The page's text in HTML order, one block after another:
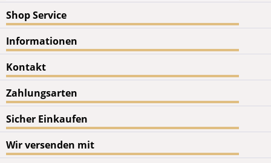
Shop Service
Informationen
Kontakt
Zahlungsarten
Sicher Einkaufen
Wir versenden mit